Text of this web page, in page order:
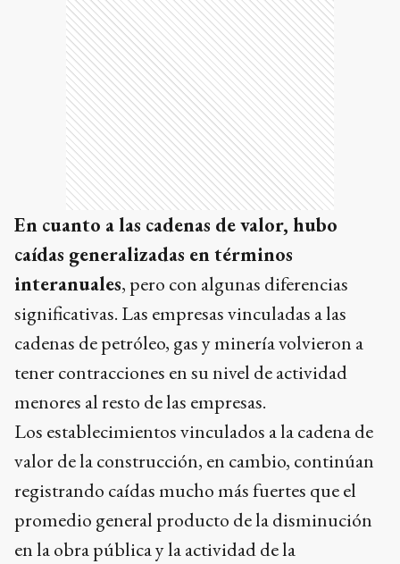
En cuanto a las cadenas de valor, hubo
caídas generalizadas en términos
interanuales, pero con algunas diferencias
significativas. Las empresas vinculadas a las
cadenas de petróleo, gas y minería volvieron a
tener contracciones en su nivel de actividad
menores al resto de las empresas.
Los establecimientos vinculados a la cadena de
valor de la construcción, en cambio, continúan
registrando caídas mucho más fuertes que el
promedio general producto de la disminución
en la obra pública y la actividad de la